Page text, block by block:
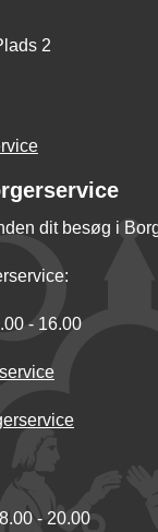
2
dit besøg i
- 16.00
- 20.00